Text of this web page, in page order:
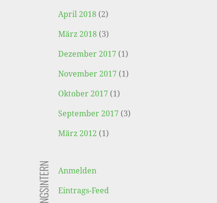
April 2018 (2)
März 2018 (3)
Dezember 2017 (1)
November 2017 (1)
Oktober 2017 (1)
September 2017 (3)
März 2012 (1)
Anmelden
Eintrags-Feed